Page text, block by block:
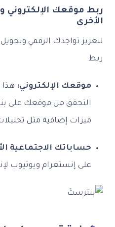
ربط موقعك الإلكتروني
الأخرى
لتعزيز تواجدك الرقمي وتحويل
ربط:
موقعك الإلكتروني: هذا
التحقق من موقعك على
ميزات إضافية مثل
حساباتك الاجتماعية
على إنستغرام ويوتيوب